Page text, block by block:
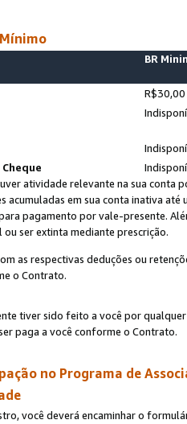
BR
R$30,00
atividade relevante na sua conta
acumuladas em sua conta inativa
pagamento por vale-presente.
ser extinta mediante prescrição.
as respectivas deduções ou
o Contrato.
tiver sido feito a você por
paga a você conforme o Contrato.
no Programa de
você deverá encaminhar o